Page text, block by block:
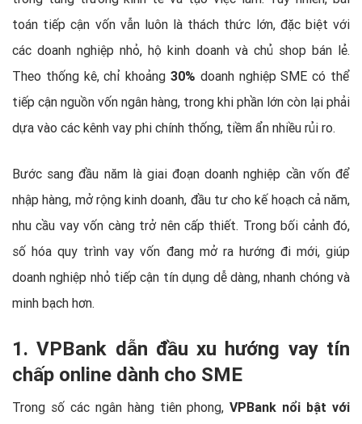
toán tiếp cận vốn vẫn luôn là thách thức lớn, đặc biệt với
các doanh nghiệp nhỏ, hộ kinh doanh và chủ shop bán lẻ.
Theo thống kê, chỉ khoảng 30% doanh nghiệp SME có thể
tiếp cận nguồn vốn ngân hàng, trong khi phần lớn còn lại phải
dựa vào các kênh vay phi chính thống, tiềm ẩn nhiều rủi ro.
Bước sang đầu năm là giai đoạn doanh nghiệp cần vốn để
nhập hàng, mở rộng kinh doanh, đầu tư cho kế hoạch cả năm,
nhu cầu vay vốn càng trở nên cấp thiết. Trong bối cảnh đó,
số hóa quy trình vay vốn đang mở ra hướng đi mới, giúp
doanh nghiệp nhỏ tiếp cận tín dụng dễ dàng, nhanh chóng và
minh bạch hơn.
1. VPBank dẫn đầu xu hướng vay tín
chấp online dành cho SME
Trong số các ngân hàng tiên phong,VPBank nổi bật với